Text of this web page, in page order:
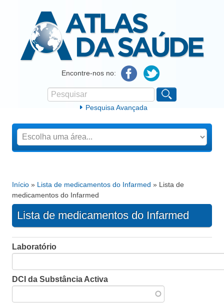
Atlas da SaúdeEncontre-nos no:
Formulário de procura
Pesquisar
Pesquisa Avançada
Está aqui
Início » Lista de medicamentos do Infarmed » Lista de
medicamentos do Infarmed
Lista de medicamentos do Infarmed
Laboratório
DCI da Substância Activa